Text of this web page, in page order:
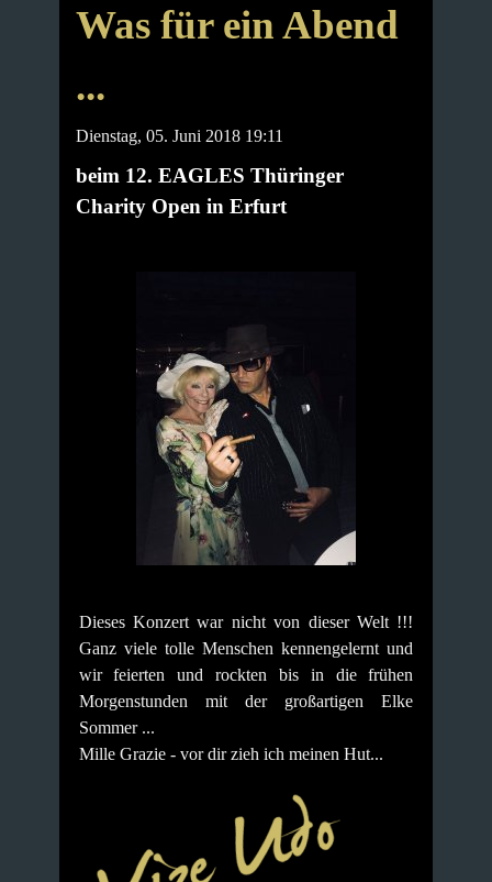
Was für ein Abend
...
Dienstag, 05. Juni 2018 19:11
beim 12. EAGLES Thüringer
Charity Open in Erfurt
Dieses Konzert war nicht von dieser Welt !!!
Ganz viele tolle Menschen kennengelernt und
wir feierten und rockten bis in die frühen
Morgenstunden mit der großartigen Elke
Sommer ...
Mille Grazie - vor dir zieh ich meinen Hut...